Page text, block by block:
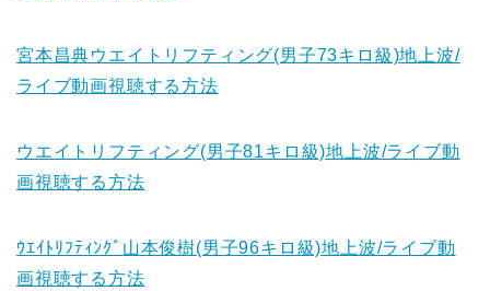
宮本昌典ウエイトリフティング(男子73キロ級)地上波/
ライブ動画視聴する方法
ウエイトリフティング(男子81キロ級)地上波/ライブ動
画視聴する方法
ｳｴｲﾄﾘﾌﾃｨﾝｸﾞ山本俊樹(男子96キロ級)地上波/ライブ動
画視聴する方法